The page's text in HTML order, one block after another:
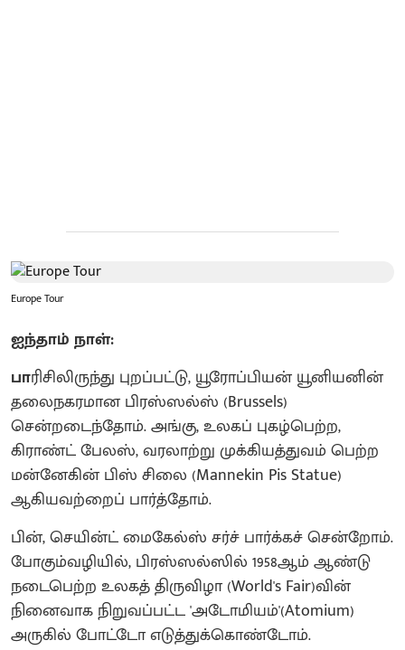
Europe Tour
ஐந்தாம் நாள்:
பாரிசிலிருந்து புறப்பட்டு, யூரோப்பியன் யூனியனின்
தலைநகரமான பிரஸ்ஸல்ஸ் (Brussels)
சென்றடைந்தோம். அங்கு, உலகப் புகழ்பெற்ற,
கிராண்ட் பேலஸ், வரலாற்று முக்கியத்துவம் பெற்ற
மன்னேகின் பிஸ் சிலை (Mannekin Pis Statue)
ஆகியவற்றைப் பார்த்தோம்.
பின், செயின்ட் மைகேல்ஸ் சர்ச் பார்க்கச் சென்றோம்.
போகும்வழியில், பிரஸ்ஸல்ஸில் 1958ஆம் ஆண்டு
நடைபெற்ற உலகத் திருவிழா (World's Fair)வின்
நினைவாக நிறுவப்பட்ட 'அடோமியம்'(Atomium)
அருகில் போட்டோ எடுத்துக்கொண்டோம்.